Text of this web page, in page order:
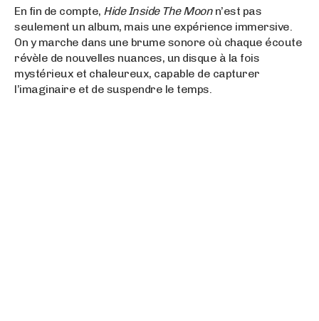
En fin de compte, Hide Inside The Moonn’est pas
seulement un album, mais une expérience immersive.
On y marche dans une brume sonore où chaque écoute
révèle de nouvelles nuances, un disque à la fois
mystérieux et chaleureux, capable de capturer
l’imaginaire et de suspendre le temps.